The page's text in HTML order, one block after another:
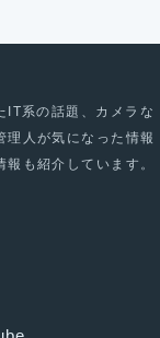
IT系の話題、カメラな
理人が気になった情報
も紹介しています。